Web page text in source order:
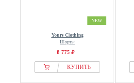
NEW
Yours Clothing
Шорты
8 775 ₽
КУПИТЬ